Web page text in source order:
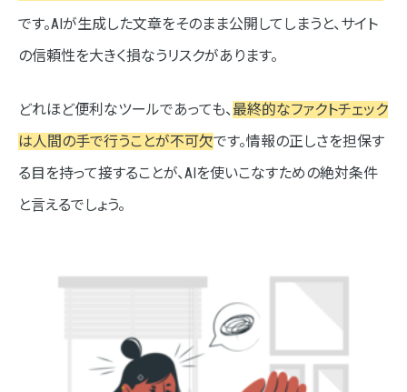
です。AIが生成した文章をそのまま公開してしまうと、サイト
の信頼性を大きく損なうリスクがあります。
どれほど便利なツールであっても、 最終的なファクトチェック
は人間の手で行うことが不可欠です。情報の正しさを担保す
る目を持って接することが、AIを使いこなすための絶対条件
と言えるでしょう。